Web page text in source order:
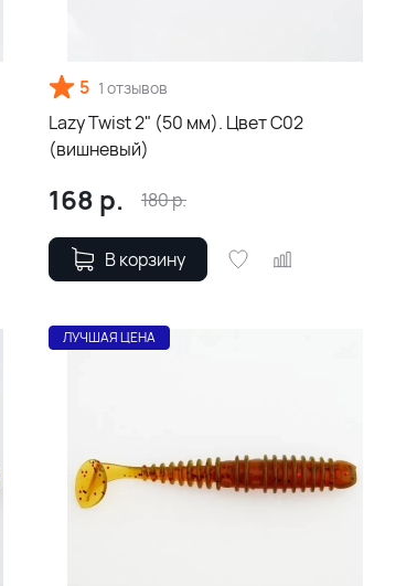
5 1 отзывов
Lazy Twist 2" (50 мм). Цвет С02
(вишневый)
168 р. 180р.
В корзину
ЛУЧШАЯ ЦЕНА